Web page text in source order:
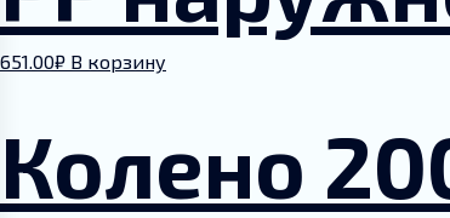
651.00₽ В корзину
Колено